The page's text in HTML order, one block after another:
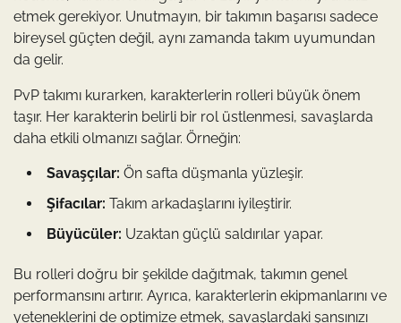
etmek gerekiyor. Unutmayın, bir takımın başarısı sadece
bireysel güçten değil, aynı zamanda takım uyumundan
da gelir.
PvP takımı kurarken, karakterlerin rolleri büyük önem
taşır. Her karakterin belirli bir rol üstlenmesi, savaşlarda
daha etkili olmanızı sağlar. Örneğin:
Savaşçılar: Ön safta düşmanla yüzleşir.
Şifacılar: Takım arkadaşlarını iyileştirir.
Büyücüler: Uzaktan güçlü saldırılar yapar.
Bu rolleri doğru bir şekilde dağıtmak, takımın genel
performansını artırır. Ayrıca, karakterlerin ekipmanlarını ve
yeteneklerini de optimize etmek, savaşlardaki şansınızı